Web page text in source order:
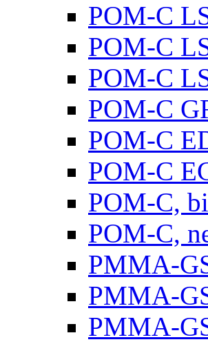
POM-C
POM-C
POM-C
POM-C
POM-C
POM-C
POM-C,
POM-C,
PMMA-
PMMA-
PMMA-